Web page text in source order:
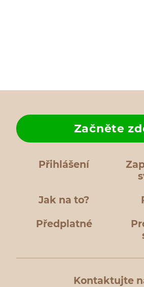
Přihlášení
Jak na to?
Začněte
Předplatné
Kontaktujte